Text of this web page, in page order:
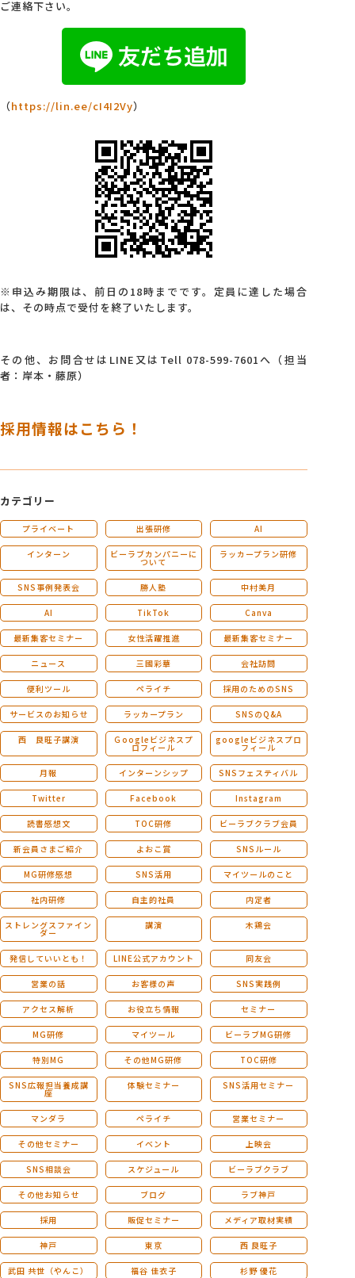
ご連絡下さい。
（https://lin.ee/cI4I2Vy）
※申込み期限は、前日の18時までです。 定員に達した場合
は、その時点で受付を終了いたします。
その他、お問合せはLINE又はTell 078-599-7601へ（担当
者：岸本・藤原）
採用情報はこちら！
カテゴリー
プライベート 出張研修 AI
インターン ビーラブカンパニーに
ついて
ラッカープラン研修
SNS事例発表会 勝人塾 中村美月
AI TikTok Canva
最新集客セミナー 女性活躍推進 最新集客セミナー
ニュース 三國彩華 会社訪問
便利ツール ペライチ 採用のためのSNS
サービスのお知らせ ラッカープラン SNSのQ&A
西 良旺子講演 Ｇoogleビジネスプ
ロフィール
googleビジネスプロ
フィール
月報 インターンシップ SNSフェスティバル
Twitter Facebook Instagram
読書感想文 TOC研修 ビーラブクラブ会員
新会員さまご紹介 よおこ賞 SNSルール
MG研修感想 SNS活用 マイツールのこと
社内研修 自主的社員 内定者
ストレングスファイン
ダー
講演 木鶏会
発信していいとも！ LINE公式アカウント 同友会
営業の話 お客様の声 SNS実践例
アクセス解析 お役立ち情報 セミナー
MG研修 マイツール ビーラブMG研修
特別MG その他MG研修 TOC研修
SNS広報担当養成講
座
体験セミナー SNS活用セミナー
マンダラ ペライチ 営業セミナー
その他セミナー イベント 上映会
SNS相談会 スケジュール ビーラブクラブ
その他お知らせ ブログ ラブ神戸
採用 販促セミナー メディア取材実績
神戸 東京 西 良旺子
武田 共世（やんこ） 福谷 佳衣子 杉野 優花